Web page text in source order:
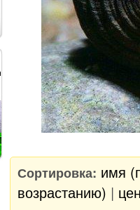
Сортировка: имя
возрастанию) |